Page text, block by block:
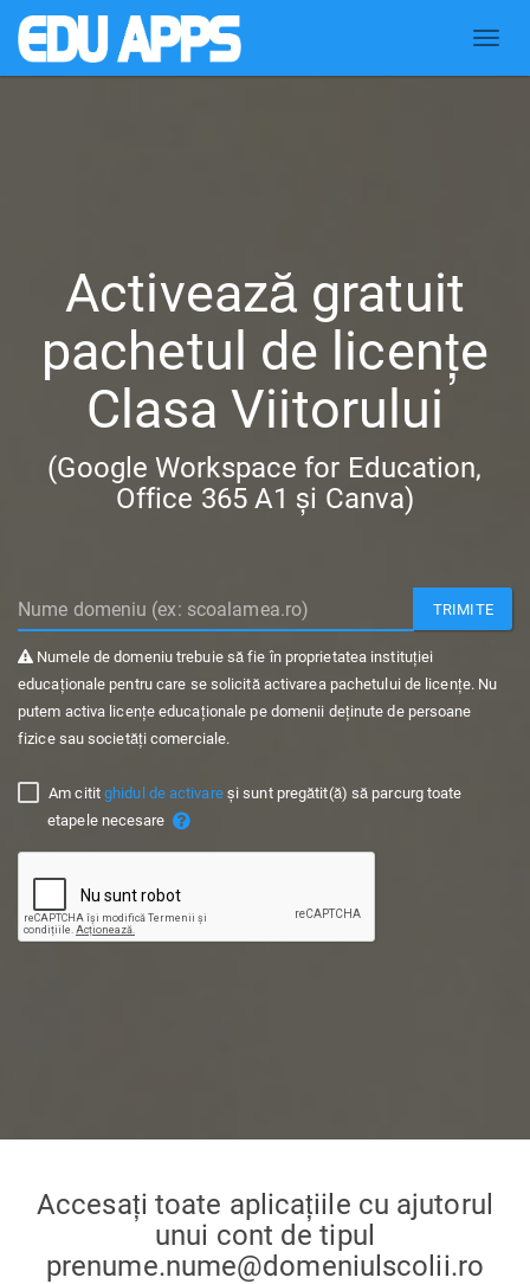
Toggle
Activează gratuit
pachetul de licențe
Clasa Viitorului
(Google Workspace for Education,
Office 365 A1 și Canva)
TRIMITE
Numele de domeniu trebuie să fie în proprietatea instituției
educaționale pentru care se solicită activarea pachetului de licențe. Nu
putem activa licențe educaționale pe domenii deținute de persoane
fizice sau societăți comerciale.
Am citit ghidul de activareși sunt pregătit(ă) să parcurg toate
etapele necesare
Accesați toate aplicațiile cu ajutorul
unui cont de tipul
prenume.nume@domeniulscolii.ro